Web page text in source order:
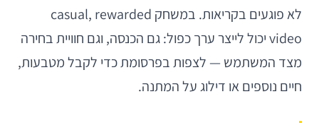
לא פוגעים בקריאות. במשחק casual, rewarded
video יכול לייצר ערך כפול: גם הכנסה, וגם חוויית בחירה
מצד המשתמש — לצפות בפרסומת כדי לקבל מטבעות,
חיים נוספים או דילוג על המתנה.